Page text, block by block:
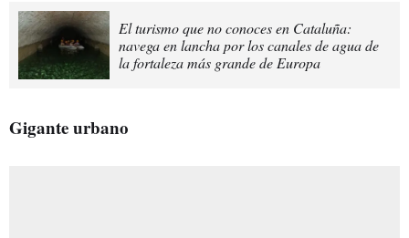
El turismo que no conoces en Cataluña:
navega en lancha por los canales de agua de
la fortaleza más grande de Europa
Gigante urbano